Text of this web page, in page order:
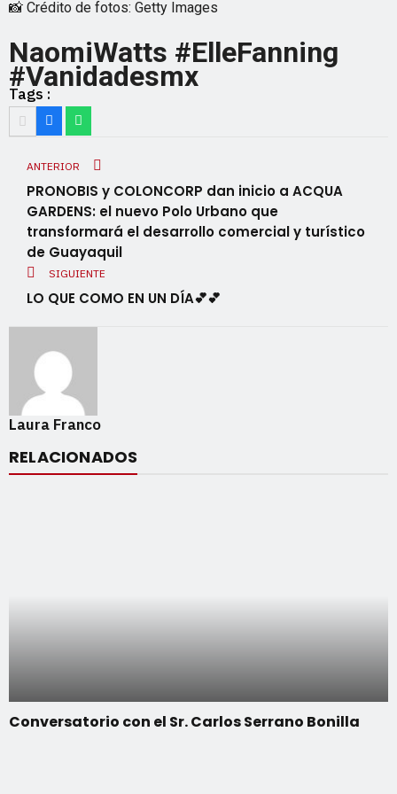
📸 Crédito de fotos: Getty Images
NaomiWatts #ElleFanning
#Vanidadesmx
Tags :
ANTERIOR
PRONOBIS y COLONCORP dan inicio a ACQUA
GARDENS: el nuevo Polo Urbano que
transformará el desarrollo comercial y turístico
de Guayaquil
SIGUIENTE
LO QUE COMO EN UN DÍA💕💕
Laura Franco
RELACIONADOS
Conversatorio con el Sr. Carlos Serrano Bonilla